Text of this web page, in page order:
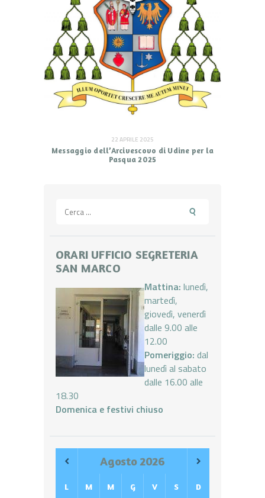
22 APRILE 2025
Messaggio dell’Arcivescovo di Udine per la
Pasqua 2025
per:
ORARI UFFICIO SEGRETERIA
SAN MARCO
Mattina: lunedì,
martedì,
giovedì, venerdì
dalle 9.00 alle
12.00
Pomeriggio: dal
lunedì al sabato
dalle 16.00 alle
18.30
Domenica e festivi chiuso
Agosto2026
L M M G V S D